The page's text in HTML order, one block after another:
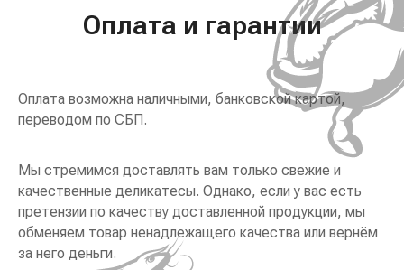
Оплата и гарантии
Оплата возможна наличными, банковской картой,
переводом по СБП.
Мы стремимся доставлять вам только свежие и
качественные деликатесы. Однако, если у вас есть
претензии по качеству доставленной продукции, мы
обменяем товар ненадлежащего качества или вернём
за него деньги.